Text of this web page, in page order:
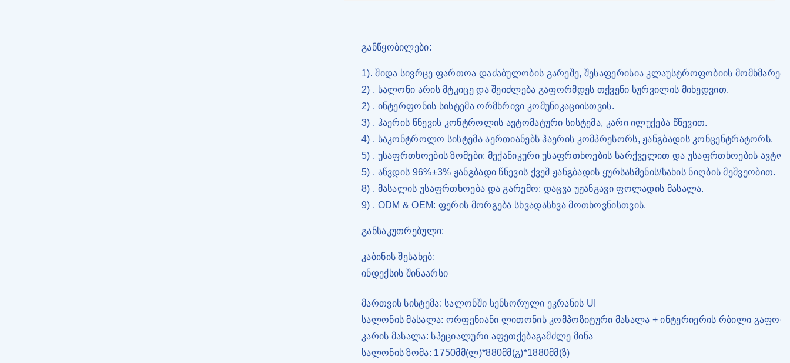
განწყობილები:
1). შიდა სივრცე ფართოა დაძაბულობის გარეშე, შესაფერისია კლაუსტროფობიის
2) . სალონი არის მტკიცე და შეიძლება გაფორმდეს თქვენი სურვილის მიხედვით.
2) . ინტერფონის სისტემა ორმხრივი კომუნიკაციისთვის.
3) . ჰაერის წნევის კონტროლის ავტომატური სისტემა, კარი ილუქება წნევით.
4) . საკონტროლო სისტემა აერთიანებს ჰაერის კომპრესორს, ჟანგბადის კონცენტრატორს.
5) . უსაფრთხოების ზომები: მექანიკური უსაფრთხოების სარქველით და უსაფრთხოების
5) . აწვდის 96%±3% ჟანგბადი წნევის ქვეშ ჟანგბადის ყურსასმენის/სახის ნიღბის მეშვეობით.
8) . მასალის უსაფრთხოება და გარემო: დაცვა უჟანგავი ფოლადის მასალა.
9) . ODM & OEM: ფერის მორგება სხვადასხვა მოთხოვნისთვის.
განსაკუთრებული:
კაბინის შესახებ:
ინდექსის შინაარსი
მართვის სისტემა: სალონში სენსორული ეკრანის UI
სალონის მასალა: ორფენიანი ლითონის კომპოზიტური მასალა + ინტერიერის რბილი
კარის მასალა: სპეციალური აფეთქებაგამძლე მინა
სალონის ზომა: 1750მმ(ლ)*880მმ(გ)*1880მმ(ზ)